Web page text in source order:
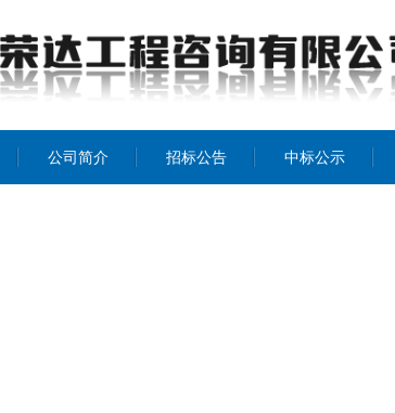
公司简介 招标公告 中标公示